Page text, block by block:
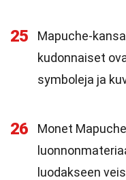
25
Mapuche-
kudonnaiset
symboleja ja
26
Monet
luodakseen